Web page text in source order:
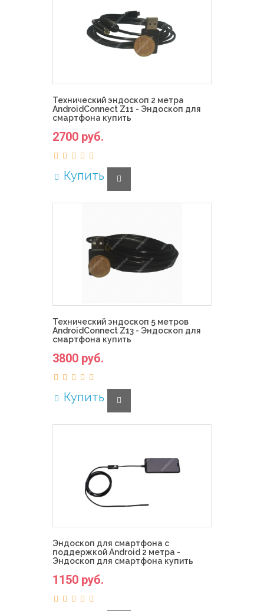
Технический эндоскоп 2 метра
AndroidConnect Z11 - Эндоскоп для
смартфона купить
2700 руб.
Купить
Технический эндоскоп 5 метров
AndroidConnect Z13 - Эндоскоп для
смартфона купить
3800 руб.
Купить
Эндоскоп для смартфона с
поддержкой Android 2 метра -
Эндоскоп для смартфона купить
1150 руб.